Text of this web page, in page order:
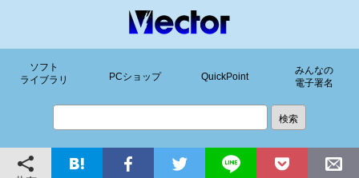
ソフト
ライブラリ
PCショップ QuickPoint
みんなの
電子署名